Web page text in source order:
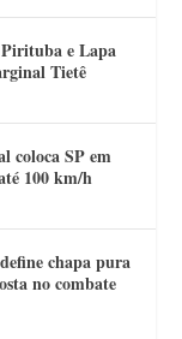
e Lapa
Tietê
coloca SP em
100 km/h
chapa pura
no combate